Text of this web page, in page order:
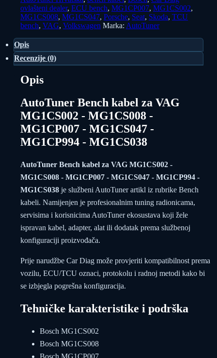
ovlašteni dealer, ECU bench, MG1CP007, MG1CS002,
MG1CS008, MG1CS047, Porsche, Seat, Skoda, TCU
bench, VAG, Volkswagen Marka: AutoTuner
Opis
Recenzije (0)
Opis
AutoTuner Bench kabel za VAG
MG1CS002 - MG1CS008 -
MG1CP007 - MG1CS047 -
MG1CP994 - MG1CS038
AutoTuner Bench kabel za VAG MG1CS002 -
MG1CS008 - MG1CP007 - MG1CS047 - MG1CP994 -
MG1CS038 je službeni AutoTuner artikl iz rubrike Bench
kabeli. Namijenjen je profesionalnim tuning radionicama,
servisima i korisnicima AutoTuner ekosustava koji žele
ispravan kabel, adapter, alat ili dodatak prema službenoj
konfiguraciji proizvođača.
Prije narudžbe Car Diag može provjeriti kompatibilnost prema
vozilu, ECU/TCU oznaci, protokolu i radnoj metodi kako bi
se izbjegla pogrešna konfiguracija.
Tehničke karakteristike i podrška
Bosch MG1CS002
Bosch MG1CS008
Bosch MG1CP007